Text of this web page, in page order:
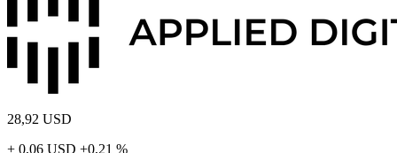
28,92 USD
+ 0,06 USD +0,21 %